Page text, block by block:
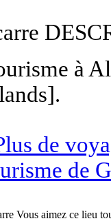
à
de
Vous aimez ce lieu